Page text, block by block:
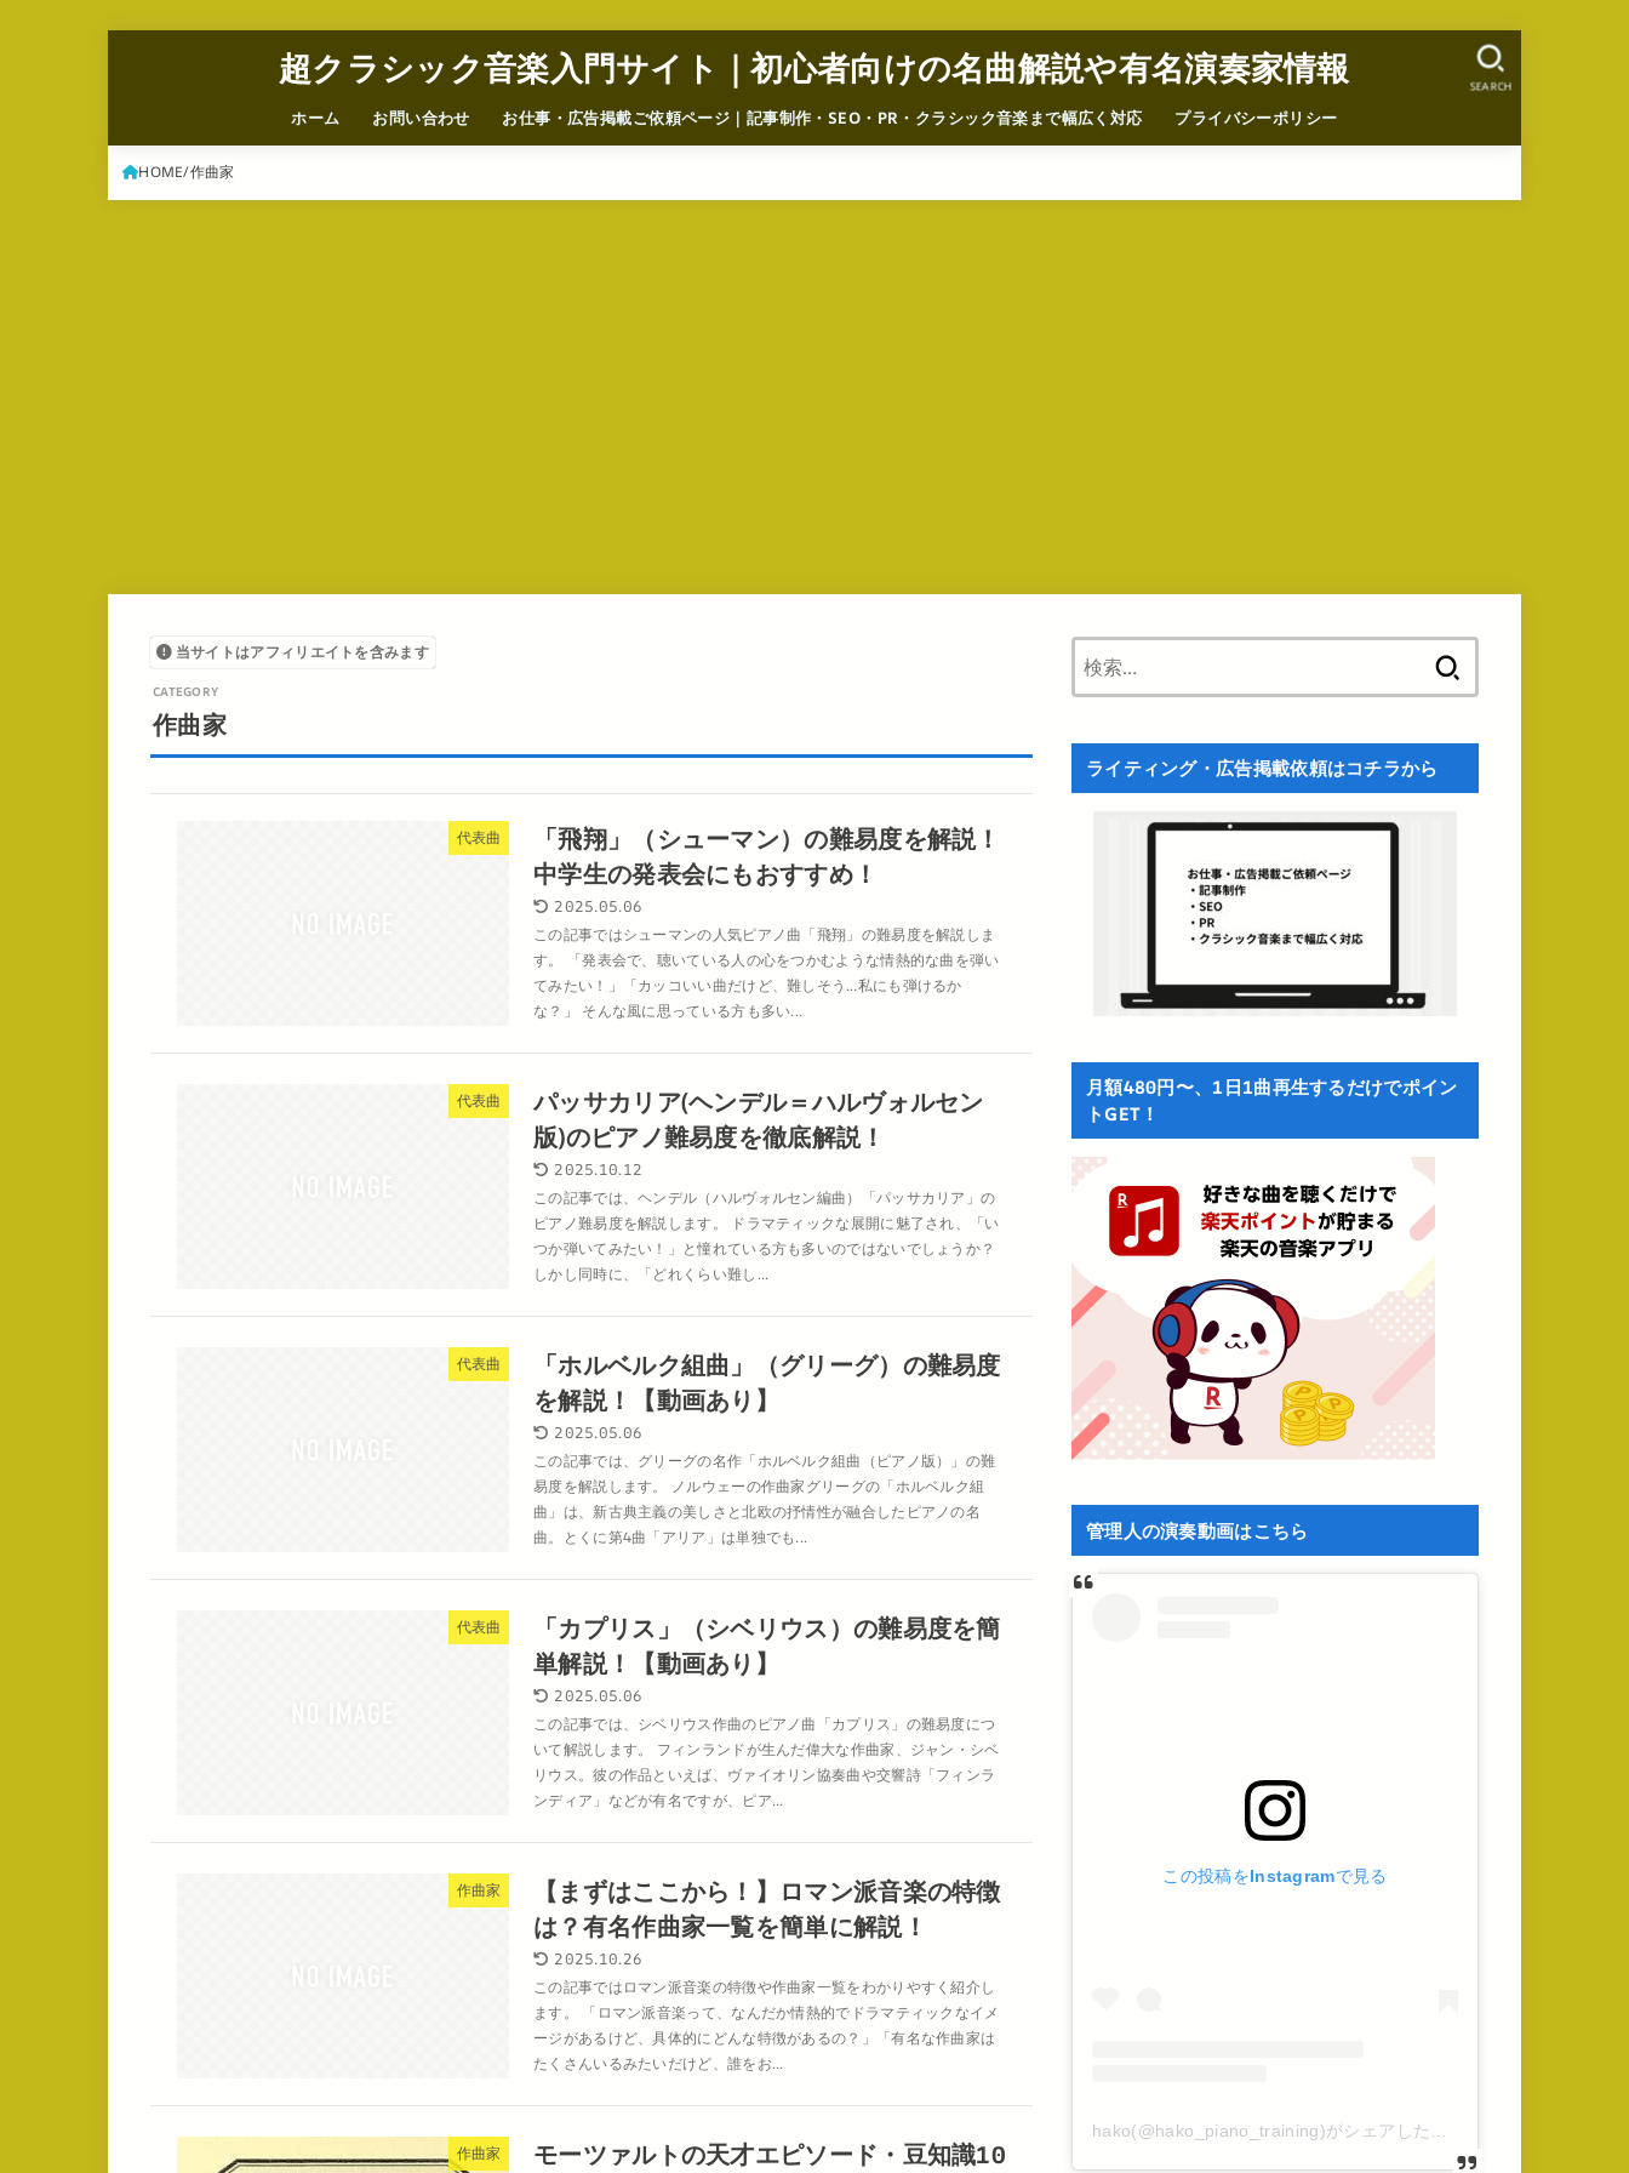
超クラシック音楽入門サイト｜初心者向けの名曲解説や有名演奏家情報
ホーム お問い合わせ お仕事・広告掲載ご依頼ページ｜記事制作・SEO・PR・クラシック音楽まで幅広く対応 プライバシーポリシー
SEARCH
HOME 作曲家
当サイトはアフィリエイトを含みます
作曲家
代表曲
「飛翔」（シューマン）の難易度を解説！
中学生の発表会にもおすすめ！
2025.05.06
この記事ではシューマンの人気ピアノ曲「飛翔」の難易度を解説しま
す。 「発表会で、聴いている人の心をつかむような情熱的な曲を弾い
てみたい！」「カッコいい曲だけど、難しそう…私にも弾けるか
な？」 そんな風に思っている方も多い...
代表曲
パッサカリア(ヘンデル＝ハルヴォルセン
版)のピアノ難易度を徹底解説！
2025.10.12
この記事では、ヘンデル（ハルヴォルセン編曲）「パッサカリア」の
ピアノ難易度を解説します。 ドラマティックな展開に魅了され、「い
つか弾いてみたい！」と憧れている方も多いのではないでしょうか？
しかし同時に、「どれくらい難し...
代表曲
「ホルベルク組曲」（グリーグ）の難易度
を解説！【動画あり】
2025.05.06
この記事では、グリーグの名作「ホルベルク組曲（ピアノ版）」の難
易度を解説します。 ノルウェーの作曲家グリーグの「ホルベルク組
曲」は、新古典主義の美しさと北欧の抒情性が融合したピアノの名
曲。とくに第4曲「アリア」は単独でも...
代表曲
「カプリス」（シベリウス）の難易度を簡
単解説！【動画あり】
2025.05.06
この記事では、シベリウス作曲のピアノ曲「カプリス」の難易度につ
いて解説します。 フィンランドが生んだ偉大な作曲家、ジャン・シベ
リウス。彼の作品といえば、ヴァイオリン協奏曲や交響詩「フィンラ
ンディア」などが有名ですが、ピア...
作曲家
【まずはここから！】ロマン派音楽の特徴
は？有名作曲家一覧を簡単に解説！
2025.10.26
この記事ではロマン派音楽の特徴や作曲家一覧をわかりやすく紹介し
ます。 「ロマン派音楽って、なんだか情熱的でドラマティックなイメ
ージがあるけど、具体的にどんな特徴があるの？」「有名な作曲家は
たくさんいるみたいだけど、誰をお...
作曲家
モーツァルトの天才エピソード・豆知識10
ライティング・広告掲載依頼はコチラから
月額480円〜、1日1曲再生するだけでポイン
トGET！
管理人の演奏動画はこちら
この投稿をInstagramで見る
hako(@hako_piano_training)がシェアした投稿